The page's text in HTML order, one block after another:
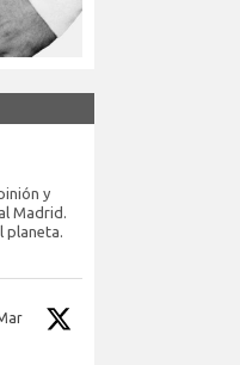
y
Madrid.
planeta.